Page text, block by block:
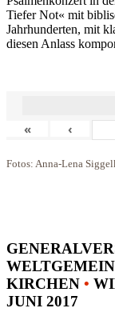
Tiefer Not« mit
Jahrhunderten, mit
diesen Anlass
« ‹
Fotos: Anna-Lena
KIRCHEN •
JUNI 2017